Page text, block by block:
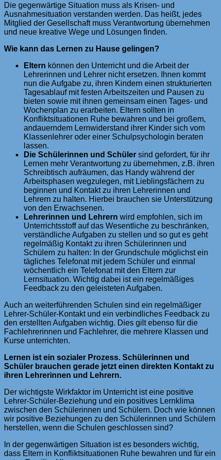
Die gegenwärtige Situation muss als Krisen- und
Ausnahmesituation verstanden werden. Das heißt, jedes
Mitglied der Gesellschaft muss Verantwortung übernehmen
und neue kreative Wege und Lösungen finden.
Wie kann das Lernen zu Hause gelingen?
Eltern können den Unterricht und die Arbeit der
Lehrerinnen und Lehrer nicht ersetzen. Ihnen kommt
nun die Aufgabe zu, ihren Kindern einen strukturierten
Tagesablauf mit festen Arbeitszeiten und Pausen zu
bieten sowie mit ihnen gemeinsam einen Tages- und
Wochenplan zu erarbeiten. Eltern sollten in
Konfliktsituationen Ruhe bewahren und bei großem,
andauerndem Lernwiderstand ihrer Kinder sich vom
Klassenlehrer oder einer Schulpsychologin beraten
lassen.
Die Schülerinnen und Schüler sind gefordert, für ihr
Lernen mehr Verantwortung zu übernehmen, z.B. ihren
Schreibtisch aufräumen, das Handy während der
Arbeitsphasen wegzulegen, mit Lieblingsfächern zu
beginnen und Kontakt zu ihren Lehrerinnen und
Lehrern zu halten. Hierbei brauchen sie Unterstützung
von den Erwachsenen.
Lehrerinnen und Lehrern wird empfohlen, sich im
Unterrichtsstoff auf das Wesentliche zu beschränken,
verständliche Aufgaben zu stellen und so gut es geht
regelmäßig Kontakt zu ihren Schülerinnen und
Schülern zu halten: In der Grundschule möglichst ein
tägliches Telefonat mit jedem Schüler und einmal
wöchentlich ein Telefonat mit den Eltern zur
Lernsituation. Wichtig dabei ist ein regelmäßiges
Feedback zu den geleisteten Aufgaben.
Auch an weiterführenden Schulen sind ein regelmäßiger
Lehrer-Schüler-Kontakt und ein verbindliches Feedback zu
den erstellten Aufgaben wichtig. Dies gilt ebenso für die
Fachlehrerinnen und Fachlehrer, die mehrere Klassen und
Kurse unterrichten.
Lernen ist ein sozialer Prozess. Schülerinnen und
Schüler brauchen gerade jetzt einen direkten Kontakt zu
ihren Lehrerinnen und Lehrern.
Der wichtigste Wirkfaktor im Unterricht ist eine positive
Lehrer-Schüler-Beziehung und ein positives Lernklima
zwischen den Schülerinnen und Schülern. Doch wie können
wir positive Beziehungen zu den Schülerinnen und Schülern
herstellen, wenn die Schulen geschlossen sind?
In der gegenwärtigen Situation ist es besonders wichtig,
dass Eltern in Konfliktsituationen Ruhe bewahren und für ein